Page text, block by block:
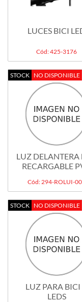
LUCES BICI
Cód: 425-3176
STOCK NO DISPONIBLE
LUZ DELANTERA
RECARGABLE
Cód: 294-ROLUI-
STOCK NO DISPONIBLE
LUZ PARA BICI
LEDS